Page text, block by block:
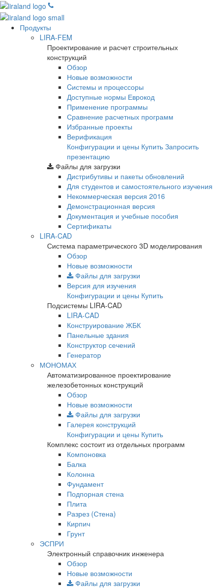
Продукты
LIRA-FEM
Проектирование и расчет строительных
конструкций
Обзор
Новые возможности
Cистемы и процессоры
Доступные нормы Еврокод
Применение программы
Сравнение расчетных программ
Избранные проекты
Верификация
Конфигурации и цены Купить Запросить
презентацию
Файлы для загрузки
Дистрибутивы и пакеты обновлений
Для студентов и самостоятельного изучения
Некоммерческая версия 2016
Демонстрационная версия
Документация и учебные пособия
Сертификаты
LIRA-CAD
Система параметрического 3D моделирования
Обзор
Новые возможности
Файлы для загрузки
Версия для изучения
Конфигурации и цены Купить
Подсистемы LIRA-CAD
LIRA-CAD
Конструирование ЖБК
Панельные здания
Конструктор сечений
Генератор
МОНОМАХ
Автоматизированное проектирование
железобетонных конструкций
Обзор
Новые возможности
Файлы для загрузки
Галерея конструкций
Конфигурации и цены Купить
Комплекс состоит из отдельных программ
Компоновка
Балка
Колонна
Фундамент
Подпорная стена
Плита
Разрез (Стена)
Кирпич
Грунт
ЭСПРИ
Электронный справочник инженера
Обзор
Новые возможности
Файлы для загрузки